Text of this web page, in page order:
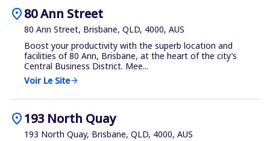
location_on80 Ann Street
80 Ann Street, Brisbane, QLD, 4000, AUS
Boost your productivity with the superb location and
facilities of 80 Ann, Brisbane, at the heart of the city’s
Central Business District. Mee...
Voir Le Sitearrow_forward
location_on193 North Quay
193 North Quay, Brisbane, QLD, 4000, AUS